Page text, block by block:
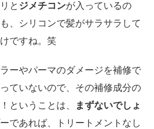
と ジメチコンが入っているの
、シリコンで髪がサラサラして
ですね。笑
ーやパーマのダメージを補修で
ていないので、その補修成分の
ということは、
まずないでしょ
であれば、トリートメントなし